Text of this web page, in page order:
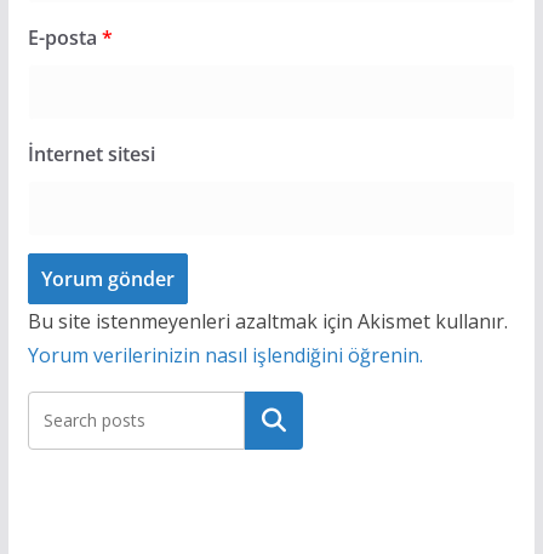
E-posta *
İnternet sitesi
Bu site istenmeyenleri azaltmak için Akismet kullanır.
Yorum verilerinizin nasıl işlendiğini öğrenin.
Ara